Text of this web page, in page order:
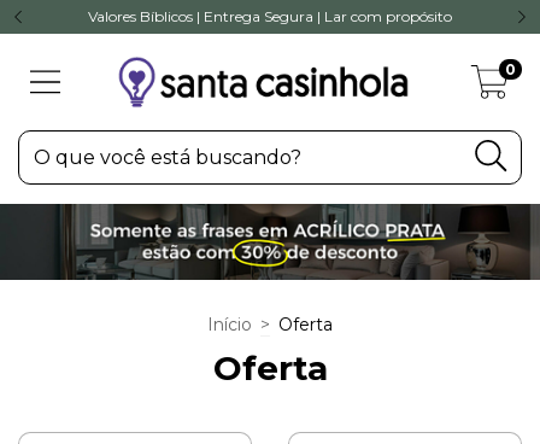
Valores Bíblicos | Entrega Segura | Lar com propósito
0
Início > Oferta
Oferta